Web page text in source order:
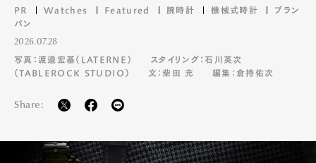
PR Watches Featured 腕時計 機械式時計
ブラン
パン
2026.07.28
写真：渡邉宏基（LATERNE）
スタイリング：石川英次
（TABLEROCK STUDIO）
文：柴田 充 編集：倉持佑次
Share: